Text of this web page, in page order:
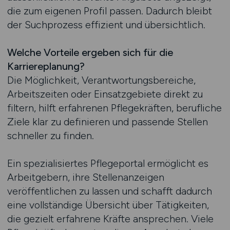
die zum eigenen Profil passen. Dadurch bleibt
der Suchprozess effizient und übersichtlich.
Welche Vorteile ergeben sich für die
Karriereplanung?
Die Möglichkeit, Verantwortungsbereiche,
Arbeitszeiten oder Einsatzgebiete direkt zu
filtern, hilft erfahrenen Pflegekräften, berufliche
Ziele klar zu definieren und passende Stellen
schneller zu finden.
Ein spezialisiertes Pflegeportal ermöglicht es
Arbeitgebern, ihre Stellenanzeigen
veröffentlichen zu lassen und schafft dadurch
eine vollständige Übersicht über Tätigkeiten,
die gezielt erfahrene Kräfte ansprechen. Viele